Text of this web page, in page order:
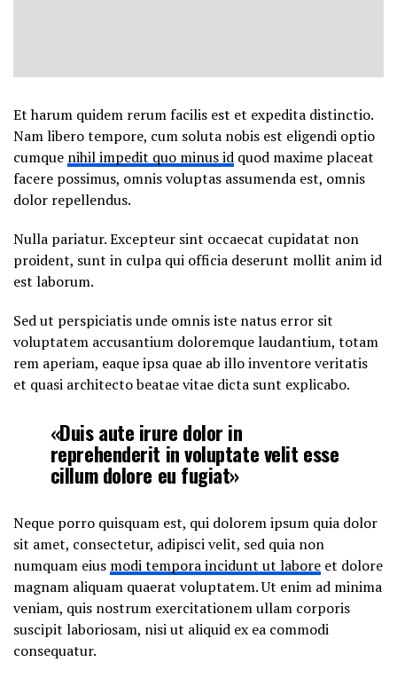
Et harum quidem rerum facilis est et expedita distinctio.
Nam libero tempore, cum soluta nobis est eligendi optio
cumque nihil impedit quo minus id quod maxime placeat
facere possimus, omnis voluptas assumenda est, omnis
dolor repellendus.
Nulla pariatur. Excepteur sint occaecat cupidatat non
proident, sunt in culpa qui officia deserunt mollit anim id
est laborum.
Sed ut perspiciatis unde omnis iste natus error sit
voluptatem accusantium doloremque laudantium, totam
rem aperiam, eaque ipsa quae ab illo inventore veritatis
et quasi architecto beatae vitae dicta sunt explicabo.
«Duis aute irure dolor in
reprehenderit in voluptate velit esse
cillum dolore eu fugiat»
Neque porro quisquam est, qui dolorem ipsum quia dolor
sit amet, consectetur, adipisci velit, sed quia non
numquam eius modi tempora incidunt ut labore et dolore
magnam aliquam quaerat voluptatem. Ut enim ad minima
veniam, quis nostrum exercitationem ullam corporis
suscipit laboriosam, nisi ut aliquid ex ea commodi
consequatur.